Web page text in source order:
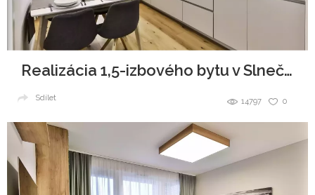
Realizácia 1,5-izbového bytu v Slnečniciach
0
14797
Sdílet